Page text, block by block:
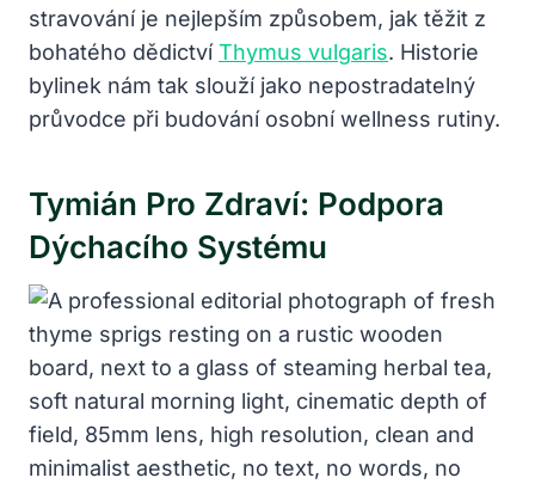
stravování je nejlepším způsobem, jak těžit z
bohatého dědictvíThymus vulgaris. Historie
bylinek nám tak slouží jako nepostradatelný
průvodce při budování osobní wellness rutiny.
Tymián Pro Zdraví: Podpora
Dýchacího Systému